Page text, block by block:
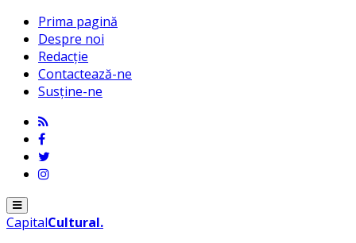
Prima pagină
Despre noi
Redacție
Contactează-ne
Susține-ne
Menu
CapitalCultural.